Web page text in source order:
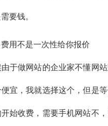
要钱。
用不是一次性给你报价
于做网站的企业家不懂网
宜，我就选择这个，但是
始收费，需要手机网站不